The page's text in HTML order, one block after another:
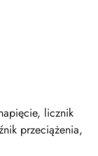
licznik
przeciążenia,